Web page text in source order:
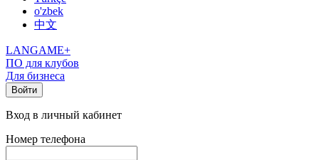
o'zbek
中文
LANGAME+
ПО для клубов
Для бизнеса
Войти
Вход в личный кабинет
Номер телефона